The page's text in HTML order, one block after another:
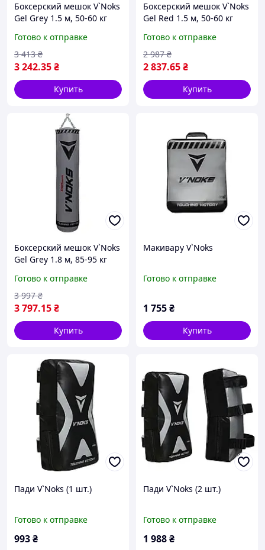
Боксерский мешок V`Noks
Gel Grey 1.5 м, 50-60 кг
Готово к отправке
3 242.35₴
3 413 ₴
Купить
Боксерский мешок V`Noks
Gel Red 1.5 м, 50-60 кг
Готово к отправке
2 837.65₴
2 987 ₴
Купить
Боксерский мешок V`Noks
Gel Grey 1.8 м, 85-95 кг
Готово к отправке
3 797.15₴
3 997 ₴
Купить
Макивару V`Noks
Готово к отправке
1 755₴
Купить
Пади V`Noks (1 шт.)
Готово к отправке
993₴
Пади V`Noks (2 шт.)
Готово к отправке
1 988₴